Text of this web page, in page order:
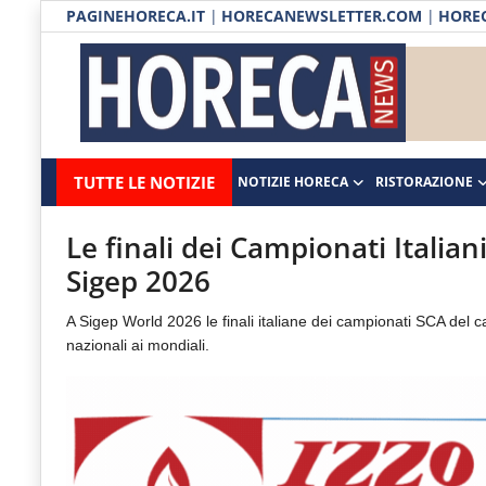
PAGINEHORECA.IT | HORECANEWSLETTER.COM |
Horecanews.it
-
Notizie
Horeca
Il
portale
del
del
TUTTE LE NOTIZIE NOTIZIE HORECA RISTORAZIONE
Notizie HORECA
Ristorazione
Ospitalità
Distribuzione
Prodotti | Dispensa Horeca
RUBRICHE
Le finali dei Campionati
Sigep 2026
A Sigep World 2026 le finali italiane dei campionati SCA del
nazionali ai mondiali.